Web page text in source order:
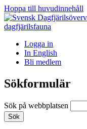
Hoppa till huvudinnehåll
Logga in
In English
Bli medlem
Sökformulär
Sök på webbplatsen